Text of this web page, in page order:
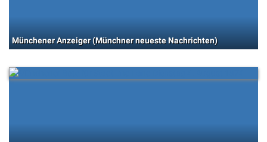
Münchener Anzeiger (Münchner neueste Nachrichten)